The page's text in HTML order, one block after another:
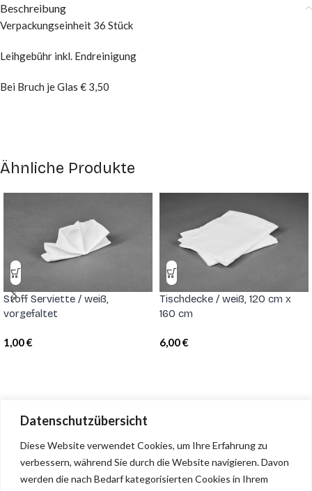
Datenschutzübersicht
Diese Website verwendet Cookies, um Ihre Erfahrung zu
verbessern, während Sie durch die Website navigieren.Davon
werden die nach Bedarf kategorisierten Cookies in Ihrem
Beschreibung
Verpackungseinheit 36 Stück
Leihgebühr inkl. Endreinigung
Bei Bruch je Glas € 3,50
Ähnliche Produkte
Stoff Serviette / weiß,
vorgefaltet
1,00€
Tischdecke / weiß, 120 cm x
160 cm
6,00€
Unholzen 35 • 6320 Angerberg • +43 664 34 63 755 •